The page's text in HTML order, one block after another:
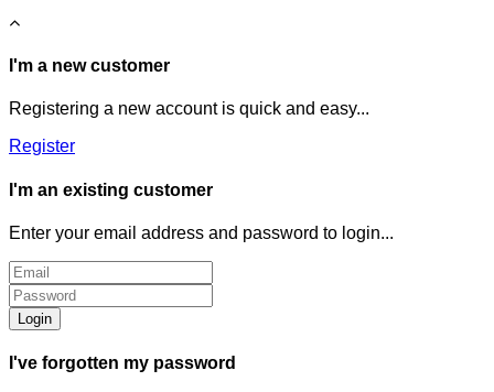
I'm a new customer
Registering a new account is quick and easy...
Register
I'm an existing customer
Enter your email address and password to login...
Login
I've forgotten my password